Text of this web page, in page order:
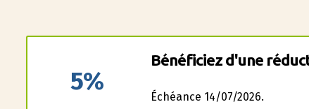
5%
Bénéficiez d'une
Échéance 14/07/2026.